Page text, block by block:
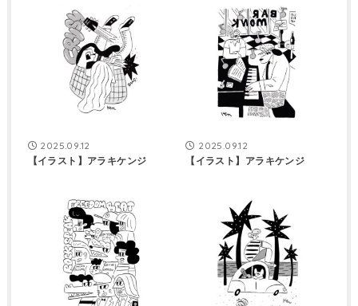
2025.09.12
【イラスト】アラキケンジ
2025.09.12
【イラスト】アラキケンジ